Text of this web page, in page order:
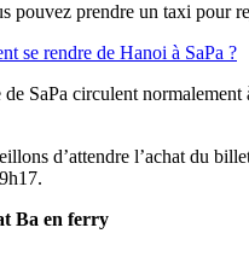
pouvez prendre un taxi pour
se rendre de Hanoi à SaPa ?
SaPa circulent
d’attendre l’achat du
Ba en ferry